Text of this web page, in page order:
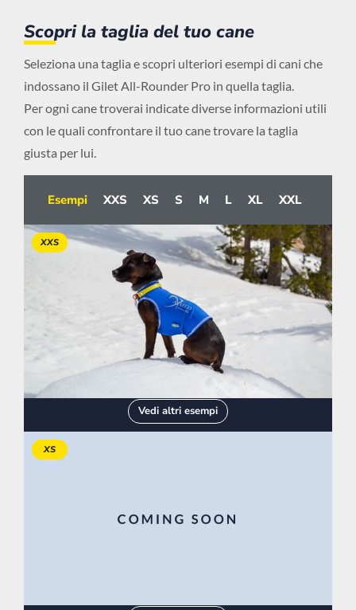
Scopri la taglia del tuo cane
Seleziona una taglia e scopri ulteriori esempi di cani che
indossano il Gilet All-Rounder Pro in quella taglia.
Per ogni cane troverai indicate diverse informazioni utili
con le quali confrontare il tuo cane trovare la taglia
giusta per lui.
Esempi XXS XS S M L XL XXL
XXS
Vedi altri esempi
XS